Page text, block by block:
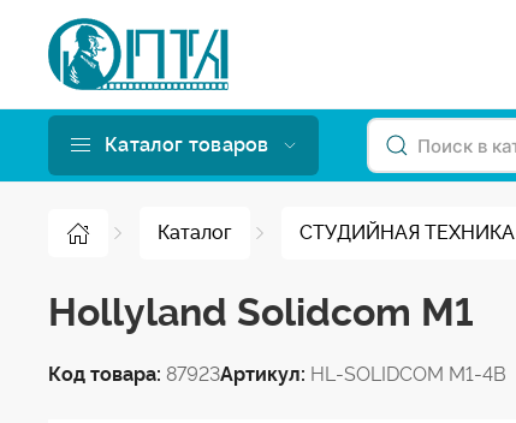
Каталог товаров
Каталог СТУДИЙНАЯ ТЕХНИКА
Hollyland Solidcom M1
Код товара: 87923Артикул: HL-SOLIDCOM M1-4B